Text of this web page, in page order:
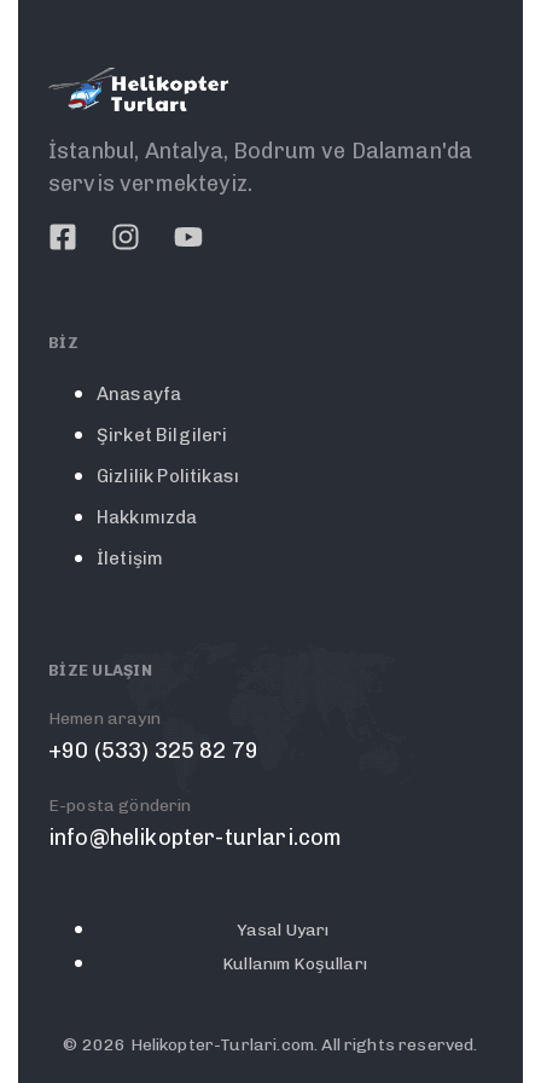
İstanbul, Antalya, Bodrum ve Dalaman'da
servis vermekteyiz.
BIZ
Anasayfa
Şirket Bilgileri
Gizlilik Politikası
Hakkımızda
İletişim
BIZE ULAŞIN
Hemen arayın
+90 (533) 325 82 79
E-posta gönderin
info@helikopter-turlari.com
Yasal Uyarı
Kullanım Koşulları
© 2026 Helikopter-Turlari.com. All rights reserved.